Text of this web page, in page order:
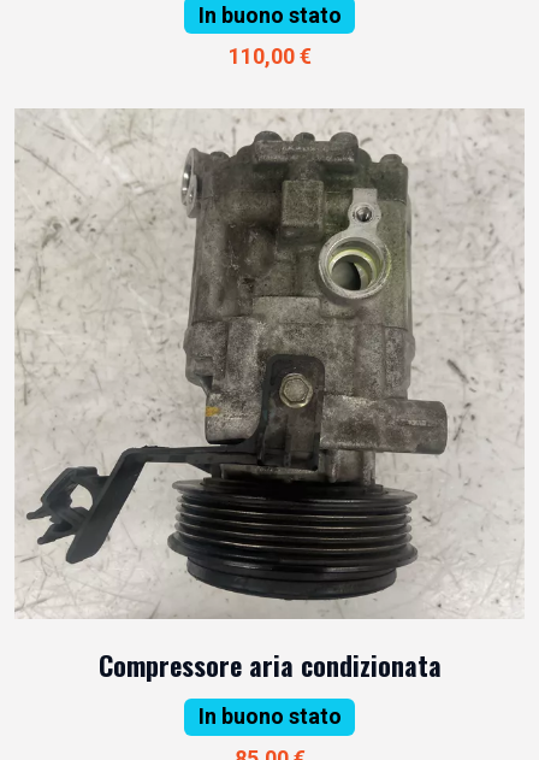
In buono stato
110,00 €
Compressore aria condizionata
In buono stato